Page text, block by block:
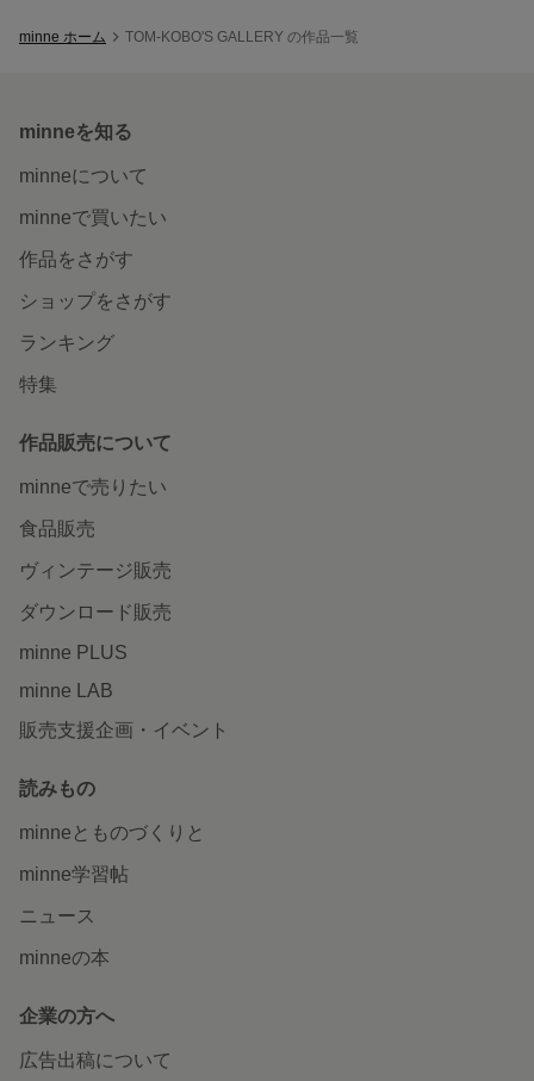
minne ホーム TOM-KOBO'S GALLERY の作品一覧
minneを知る
minneについて
minneで買いたい
作品をさがす
ショップをさがす
ランキング
特集
作品販売について
minneで売りたい
食品販売
ヴィンテージ販売
ダウンロード販売
minne PLUS
minne LAB
販売支援企画・イベント
読みもの
minneとものづくりと
minne学習帖
ニュース
minneの本
企業の方へ
広告出稿について